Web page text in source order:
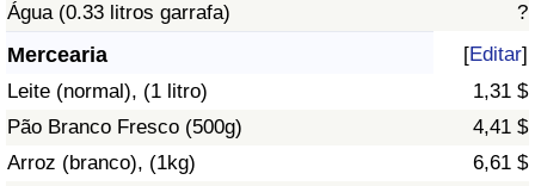
Água (0.33 litros garrafa)
?
Mercearia [Editar]
Leite (normal), (1 litro)
1,31 $
Pão Branco Fresco (500g)
4,41 $
Arroz (branco), (1kg)
6,61 $
Índice de criminalidade por país
Saúde
Indicador de Saúde (Atual)